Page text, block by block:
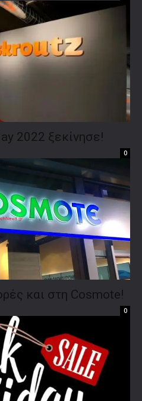
2022 ξεκίνησε!
0
και στη Cosmote!
0